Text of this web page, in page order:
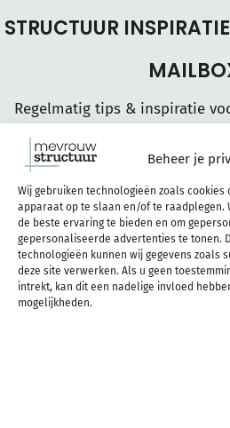
Beheer je
Wij gebruiken technologieën zoals
apparaat op te slaan en/of te raadplegen.
de beste ervaring te bieden en om
gepersonaliseerde advertenties te tonen.
technologieën kunnen wij gegevens zoals
deze site verwerken. Als u geen
intrekt, kan dit een nadelige invloed
mogelijkheden.
STRUCTUUR
Regelmatig tips & inspiratie
werk en leven? Op de hoogte
en aanbiedingen van Mevrouw
voor mijn e-